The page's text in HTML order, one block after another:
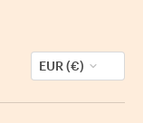
EUR (€)